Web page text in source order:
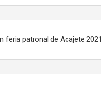
feria patronal de Acajete 2021